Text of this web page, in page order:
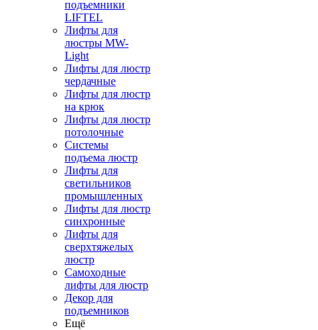
подъемники
LIFTEL
Лифты для
люстры MW-
Light
Лифты для люстр
чердачные
Лифты для люстр
на крюк
Лифты для люстр
потолочные
Системы
подъема люстр
Лифты для
светильников
промышленных
Лифты для люстр
синхронные
Лифты для
сверхтяжелых
люстр
Самоходные
лифты для люстр
Декор для
подъемников
Ещё